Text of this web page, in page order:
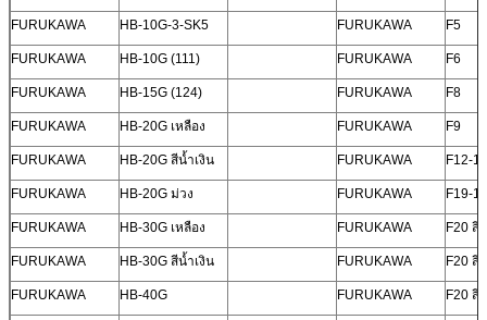
FURUKAWA HB-10G-3-SK5 FURUKAWA F5
FURUKAWA HB-10G (111) FURUKAWA F6
FURUKAWA HB-15G (124) FURUKAWA F8
FURUKAWA HB-20G เหลือง FURUKAWA F9
FURUKAWA HB-20G สีน้ำเงิน FURUKAWA F12-
FURUKAWA HB-20G ม่วง FURUKAWA F19-
FURUKAWA HB-30G เหลือง FURUKAWA F20 สี
FURUKAWA HB-30G สีน้ำเงิน FURUKAWA F20 สี
FURUKAWA HB-40G FURUKAWA F20 สี